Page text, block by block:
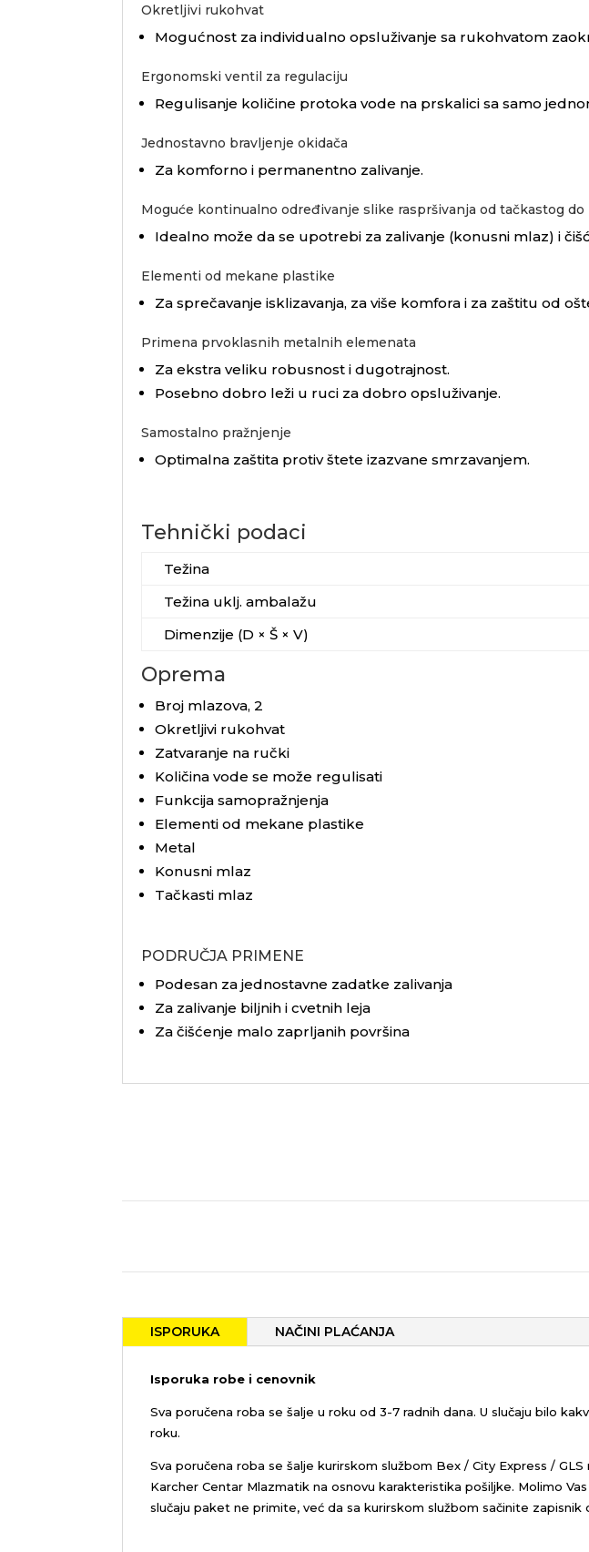
Okretljivi rukohvat
Mogućnost za individualno opsluživanje sa rukohvatom
Ergonomski ventil za regulaciju
Regulisanje količine protoka vode na prskalici sa samo
Jednostavno bravljenje okidača
Za komforno i permanentno zalivanje.
Moguće kontinualno određivanje slike raspršivanja od tačkastog do
Idealno može da se upotrebi za zalivanje (konusni mlaz) i
Elementi od mekane plastike
Za sprečavanje isklizavanja, za više komfora i za zaštitu od
Primena prvoklasnih metalnih elemenata
Za ekstra veliku robusnost i dugotrajnost.
Posebno dobro leži u ruci za dobro opsluživanje.
Samostalno pražnjenje
Optimalna zaštita protiv štete izazvane smrzavanjem.
Tehnički podaci
Težina
Težina uklj. ambalažu
Dimenzije (D × Š × V)
Oprema
Broj mlazova, 2
Okretljivi rukohvat
Zatvaranje na ručki
Količina vode se može regulisati
Funkcija samopražnjenja
Elementi od mekane plastike
Metal
Konusni mlaz
Tačkasti mlaz
PODRUČJA PRIMENE
Podesan za jednostavne zadatke zalivanja
Za zalivanje biljnih i cvetnih leja
Za čišćenje malo zaprljanih površina
ISPORUKA NAČINI PLAĆANJA
Isporuka robe i cenovnik
Sva poručena roba se šalje u roku od 3-7 radnih dana. U slučaju bilo
roku.
Sva poručena roba se šalje kurirskom službom Bex / City Express /
Karcher Centar Mlazmatik na osnovu karakteristika pošiljke. Molimo
slučaju paket ne primite, već da sa kurirskom službom sačinite zapisnik